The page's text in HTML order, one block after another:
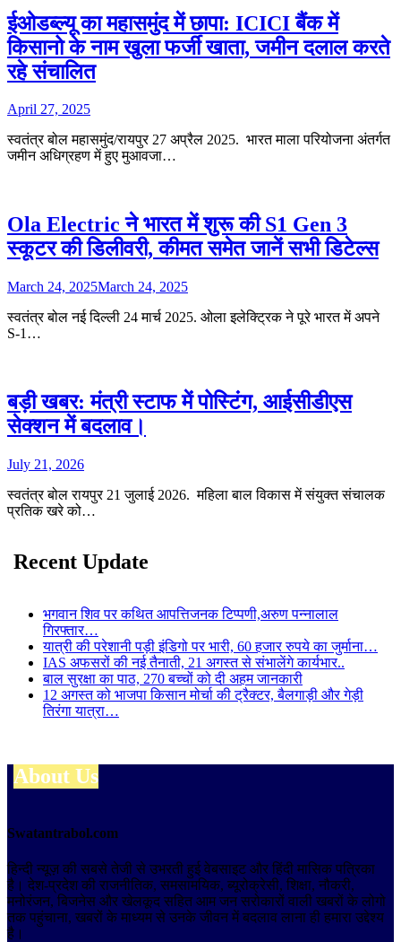
ईओडब्ल्यू का महासमुंद में छापा: ICICI बैंक में
किसानो के नाम खुला फर्जी खाता, जमीन दलाल करते
रहे संचालित
April 27, 2025
स्वतंत्र बोल महासमुंद/रायपुर 27 अप्रैल 2025. भारत माला परियोजना अंतर्गत
जमीन अधिग्रहण में हुए मुआवजा…
Ola Electric ने भारत में शुरू की S1 Gen 3
स्कूटर की डिलीवरी, कीमत समेत जानें सभी डिटेल्स
March 24, 2025March 24, 2025
स्वतंत्र बोल नई दिल्ली 24 मार्च 2025. ओला इलेक्ट्रिक ने पूरे भारत में अपने
S-1…
बड़ी खबर: मंत्री स्टाफ में पोस्टिंग, आईसीडीएस
सेक्शन में बदलाव।
July 21, 2026
स्वतंत्र बोल रायपुर 21 जुलाई 2026. महिला बाल विकास में संयुक्त संचालक
प्रतिक खरे को…
Recent Update
भगवान शिव पर कथित आपत्तिजनक टिप्पणी,अरुण पन्नालाल
गिरफ्तार…
यात्री की परेशानी पड़ी इंडिगो पर भारी, 60 हजार रुपये का जुर्माना…
IAS अफसरों की नई तैनाती, 21 अगस्त से संभालेंगे कार्यभार..
बाल सुरक्षा का पाठ, 270 बच्चों को दी अहम जानकारी
12 अगस्त को भाजपा किसान मोर्चा की ट्रैक्टर, बैलगाड़ी और गेड़ी
तिरंगा यात्रा…
About Us
Swatantrabol.com
हिन्दी न्यूज़ की सबसे तेजी से उभरती हुई वेबसाइट और हिंदी मासिक पत्रिका
है। देश-प्रदेश की राजनीतिक, समसामयिक, ब्यूरोक्रेसी, शिक्षा, नौकरी,
मनोरंजन, बिजनेस और खेलकूद सहित आम जन सरोकारों वाली खबरों के लोगो
तक पहुंचाना, खबरों के माध्यम से उनके जीवन में बदलाव लाना ही हमारा उद्देश्य
है।